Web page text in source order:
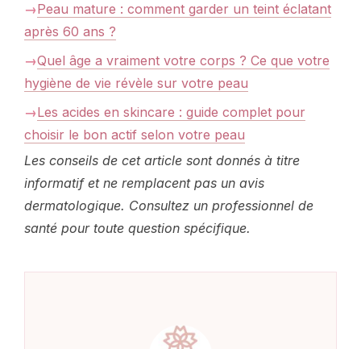
Peau mature : comment garder un teint éclatant
après 60 ans ?
Quel âge a vraiment votre corps ? Ce que votre
hygiène de vie révèle sur votre peau
Les acides en skincare : guide complet pour
choisir le bon actif selon votre peau
Les conseils de cet article sont donnés à titre
informatif et ne remplacent pas un avis
dermatologique. Consultez un professionnel de
santé pour toute question spécifique.